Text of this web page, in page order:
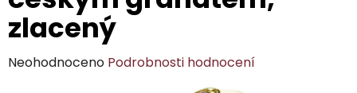
zlacený
Průměrné
Neohodnoceno Podrobnosti hodnocení